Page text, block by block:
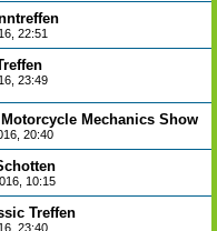
22:51
23:49
Mechanics Show
20:40
10:15
Treffen
23:40